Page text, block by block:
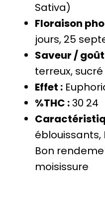
Sativa)
Floraison
jours, 25
Saveur /
terreux, sucré
Effet :
%THC :30 24
éblouissants,
Bon
moisissure